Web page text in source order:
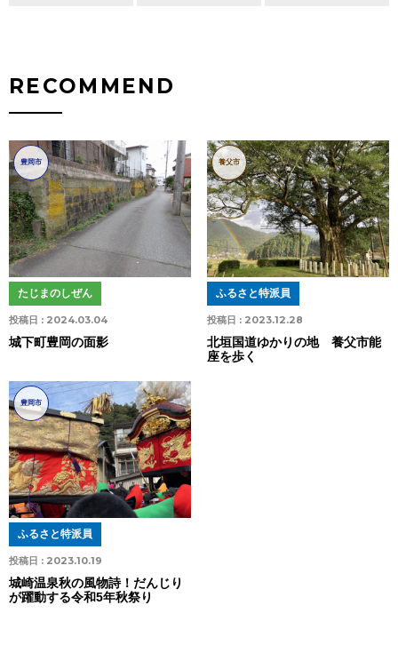
RECOMMEND
豊岡市
投稿日 : 2024.03.04
たじまのしぜん
城下町豊岡の面影
養父市
投稿日 : 2023.12.28
ふるさと特派員
北垣国道ゆかりの地 養父市能
座を歩く
豊岡市
投稿日 : 2023.10.19
ふるさと特派員
城崎温泉秋の風物詩！だんじり
が躍動する令和5年秋祭り